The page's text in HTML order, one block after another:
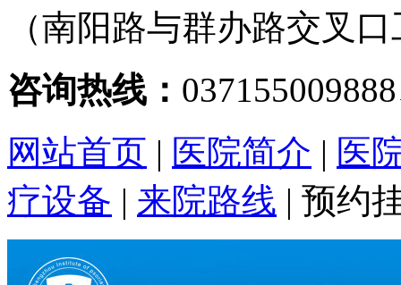
（南阳路与群办路交叉
咨询热线：
网站首页 | 医院简介 | 医
疗设备 | 来院路线 | 预约